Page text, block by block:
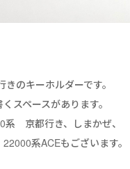
のキーホルダーです。
スペースがあります。
系 京都行き、しまかぜ、
系ACEもございます。